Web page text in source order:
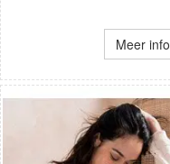
Meer info